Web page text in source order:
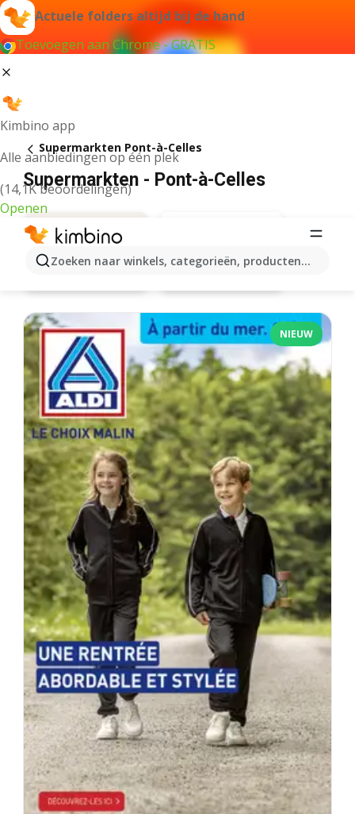
Actuele folders altijd bij de hand
Toevoegen aan Chrome - GRATIS
Kimbino app
Alle aanbiedingen op één plek
(14,1K beoordelingen)
Openen
Zoeken naar winkels, categorieën, producten...
Supermarkten Pont-à-Celles
Supermarkten - Pont-à-Celles
NIEUW